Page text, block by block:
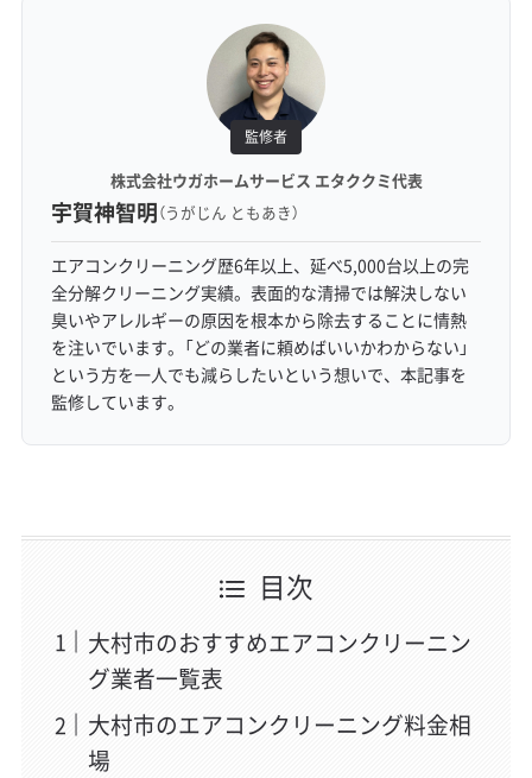
監修者
株式会社ウガホームサービス エタククミ代表
宇賀神智明（うがじん ともあき）
エアコンクリーニング歴6年以上、延べ5,000台以上の完
全分解クリーニング実績。表面的な清掃では解決しない
臭いやアレルギーの原因を根本から除去することに情熱
を注いでいます。「どの業者に頼めばいいかわからない」
という方を一人でも減らしたいという想いで、本記事を
監修しています。
目次
大村市のおすすめエアコンクリーニン
グ業者一覧表
大村市のエアコンクリーニング料金相
場